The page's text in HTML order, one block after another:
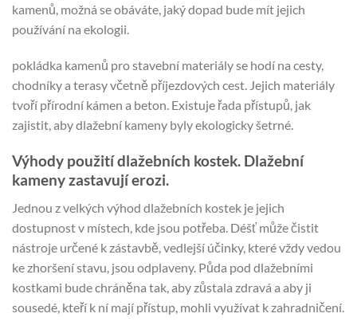
kamenů, možná se obáváte, jaký dopad bude mít jejich
používání na ekologii.
pokládka kamenů pro stavební materiály se hodí na cesty,
chodníky a terasy včetně příjezdových cest. Jejich materiály
tvoří přírodní kámen a beton. Existuje řada přístupů, jak
zajistit, aby dlažební kameny byly ekologicky šetrné.
Výhody použití dlažebních kostek. Dlažební
kameny zastavují erozi.
Jednou z velkých výhod dlažebních kostek je jejich
dostupnost v místech, kde jsou potřeba. Déšť může čistit
nástroje určené k zástavbě, vedlejší účinky, které vždy vedou
ke zhoršení stavu, jsou odplaveny. Půda pod dlažebními
kostkami bude chráněna tak, aby zůstala zdravá a aby ji
sousedé, kteří k ní mají přístup, mohli využívat k zahradničení.